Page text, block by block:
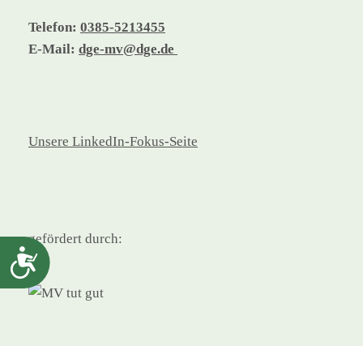
Barrierefreiheit
Telefon: 0385-5213455
E-Mail: dge-mv@dge.de
Unsere LinkedIn-Fokus-Seite
gefördert durch: